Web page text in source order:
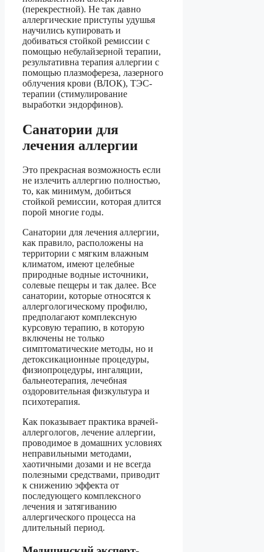
(перекрестной). Не так давно
аллергические приступы удушья
научились купировать и
добиваться стойкой ремиссии с
помощью небулайзерной терапии,
результативна терапия аллергии с
помощью плазмофереза, лазерного
облучения крови (ВЛОК), ТЭС-
терапии (стимулирование
выработки эндорфинов).
Санатории для
лечения аллергии
Это прекрасная возможность если
не излечить аллергию полностью,
то, как минимум, добиться
стойкой ремиссии, которая длится
порой многие годы.
Санатории для лечения аллергии,
как правило, расположены на
территории с мягким влажным
климатом, имеют целебные
природные водные источники,
солевые пещеры и так далее. Все
санатории, которые относятся к
аллергологическому профилю,
предполагают комплексную
курсовую терапию, в которую
включены не только
симптоматические методы, но и
детоксикационные процедуры,
физиопроцедуры, ингаляции,
бальнеотерапия, лечебная
оздоровительная физкультура и
психотерапия.
Как показывает практика врачей-
аллергологов, лечение аллергии,
проводимое в домашних условиях
неправильными методами,
хаотичными дозами и не всегда
полезными средствами, приводит
к снижению эффекта от
последующего комплексного
лечения и затягиванию
аллергического процесса на
длительный период.